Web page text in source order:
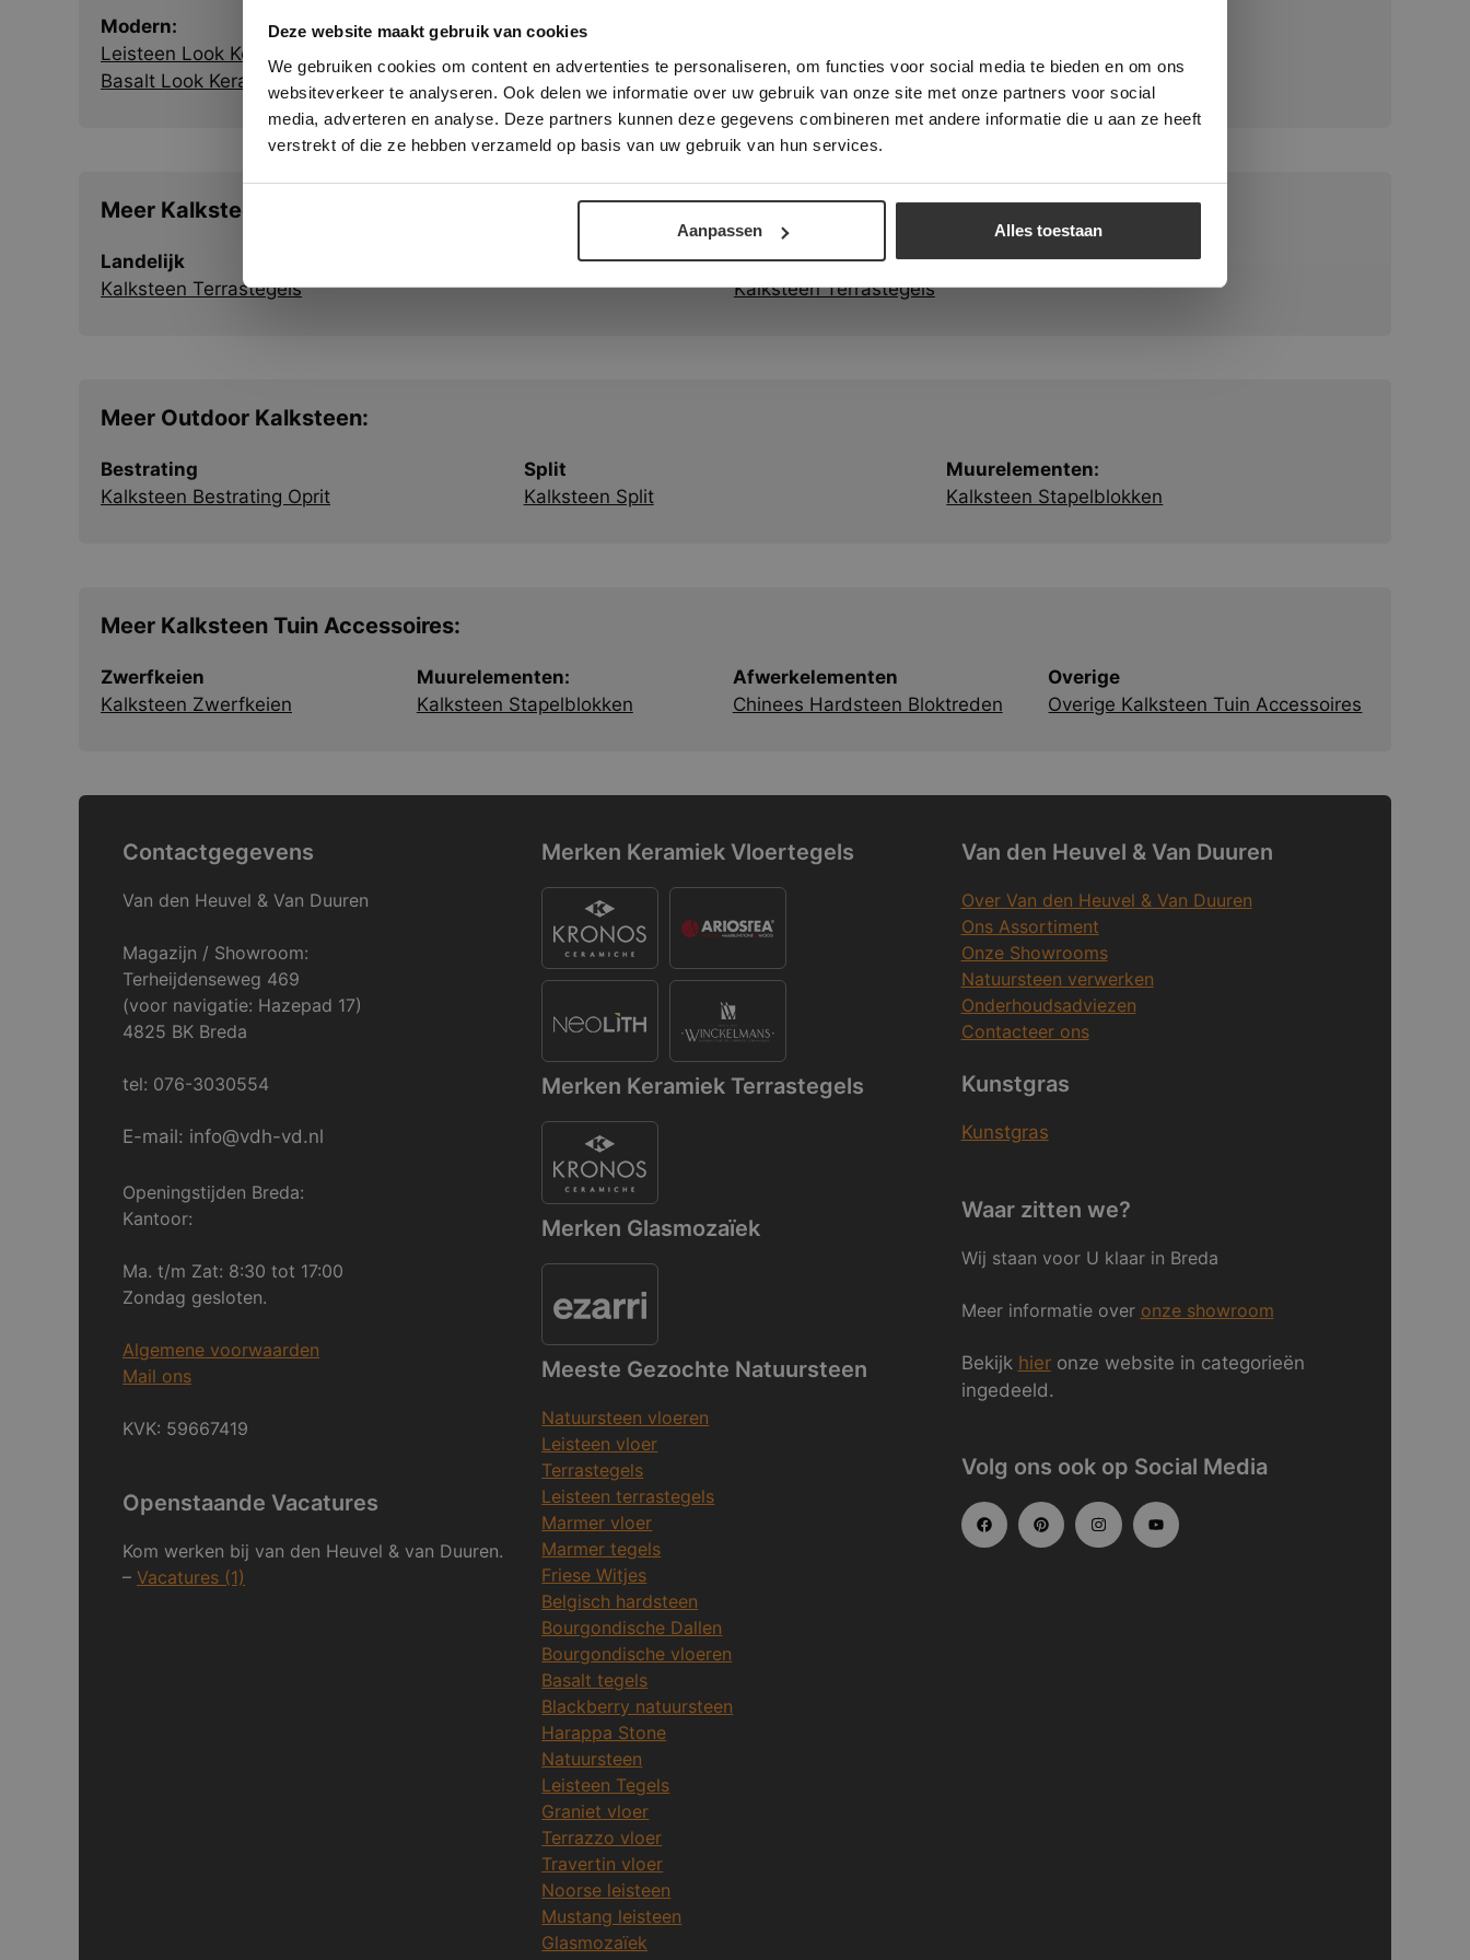
Deze website maakt gebruik van cookies
We gebruiken cookies om content en advertenties te personaliseren, om functies voor social media te bieden en om ons
websiteverkeer te analyseren. Ook delen we informatie over uw gebruik van onze site met onze partners voor social
media, adverteren en analyse. Deze partners kunnen deze gegevens combineren met andere informatie die u aan ze heeft
verstrekt of die ze hebben verzameld op basis van uw gebruik van hun services.
Aanpassen Alles toestaan
Modern:
Leisteen Look Keramiek Terrastegels
Basalt Look Keramiek Terrastegels
Meer Kalksteen Terrastegels:
Landelijk
Kalksteen Terrastegels
Modern
Kalksteen Terrastegels
Meer Outdoor Kalksteen:
Bestrating
Kalksteen Bestrating Oprit
Split
Kalksteen Split
Muurelementen:
Kalksteen Stapelblokken
Meer Kalksteen Tuin Accessoires:
Zwerfkeien
Kalksteen Zwerfkeien
Muurelementen:
Kalksteen Stapelblokken
Afwerkelementen
Chinees Hardsteen Bloktreden
Overige
Overige Kalksteen Tuin Accessoires
Contactgegevens
Van den Heuvel & Van Duuren
Magazijn / Showroom:
Terheijdenseweg 469
(voor navigatie: Hazepad 17)
4825 BK Breda
tel: 076-3030554
E-mail: info@vdh-vd.nl
Openingstijden Breda:
Kantoor:
Ma. t/m Zat: 8:30 tot 17:00
Zondag gesloten.
Algemene voorwaarden
Mail ons
KVK: 59667419
Openstaande Vacatures
Kom werken bij van den Heuvel & van Duuren.
– Vacatures (1)
Merken Keramiek Vloertegels
Merken Keramiek Terrastegels
Merken Glasmozaïek
Meeste Gezochte Natuursteen
Natuursteen vloeren
Leisteen vloer
Terrastegels
Leisteen terrastegels
Marmer vloer
Marmer tegels
Friese Witjes
Belgisch hardsteen
Bourgondische Dallen
Bourgondische vloeren
Basalt tegels
Blackberry natuursteen
Harappa Stone
Natuursteen
Leisteen Tegels
Graniet vloer
Terrazzo vloer
Travertin vloer
Noorse leisteen
Mustang leisteen
Glasmozaïek
Van den Heuvel & Van Duuren
Over Van den Heuvel & Van Duuren
Ons Assortiment
Onze Showrooms
Natuursteen verwerken
Onderhoudsadviezen
Contacteer ons
Kunstgras
Kunstgras
Waar zitten we?
Wij staan voor U klaar in Breda
Meer informatie over onze showroom
Bekijk hieronze website in categorieën
ingedeeld.
Volg ons ook op Social Media
Deze website gebruikt cookies om de gebruikerservaring te verbeteren. Door gebruik te maken van
onze website geeft u toestemming voor alle cookies in overeenstemming met ons cookiebeleid.
verder
ALLES ACCEPTEREN ALLES AFWIJZEN